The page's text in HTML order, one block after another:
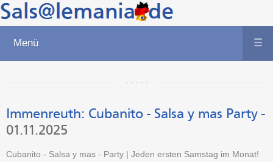
Menü ☰
Immenreuth: Cubanito - Salsa y mas Party -
01.11.2025
Cubanito - Salsa y mas - Party | Jeden ersten Samstag im Monat!